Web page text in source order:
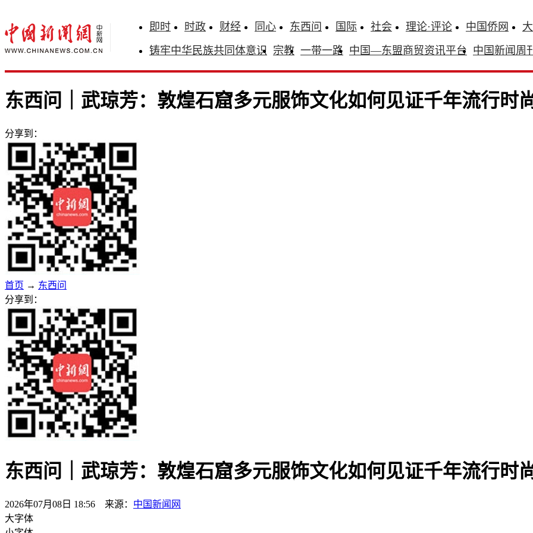
即时 时政 财经 同心 东西问 国际 社会 理论·评论 中国侨网
铸牢中华民族共同体意识 宗教 一带一路 中国—东盟商贸资讯平台 中国新闻周
东西问｜武琼芳：敦煌石窟多元服饰文化如何见证千年流行时
分享到：
首页 → 东西问
分享到：
东西问｜武琼芳：敦煌石窟多元服饰文化如何见证千年流行时
2026年07月08日 18:56 来源： 中国新闻网
大字体